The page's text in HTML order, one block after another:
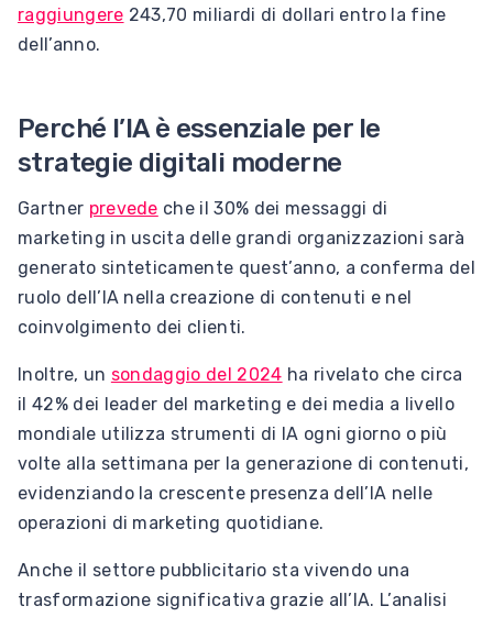
raggiungere 243,70 miliardi di dollari entro la fine
dell’anno.
Perché l’IA è essenziale per le
strategie digitali moderne
Gartner prevede che il 30% dei messaggi di
marketing in uscita delle grandi organizzazioni sarà
generato sinteticamente quest’anno, a conferma del
ruolo dell’IA nella creazione di contenuti e nel
coinvolgimento dei clienti.
Inoltre, un sondaggio del 2024 ha rivelato che circa
il 42% dei leader del marketing e dei media a livello
mondiale utilizza strumenti di IA ogni giorno o più
volte alla settimana per la generazione di contenuti,
evidenziando la crescente presenza dell’IA nelle
operazioni di marketing quotidiane.
Anche il settore pubblicitario sta vivendo una
trasformazione significativa grazie all’IA. L’analisi